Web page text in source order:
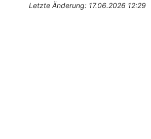
Letzte Änderung: 17.06.2026 12:29